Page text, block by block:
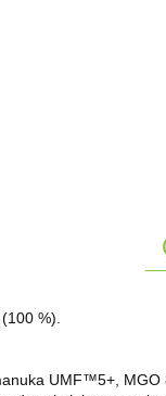
%).
UMF™5+,